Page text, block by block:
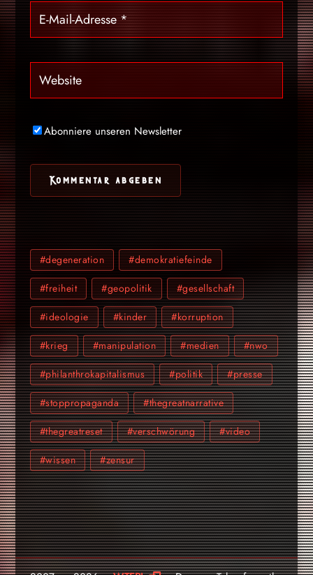
Abonniere unseren Newsletter
#degeneration #demokratiefeinde
#freiheit #geopolitik #gesellschaft
#ideologie #kinder #korruption
#krieg #manipulation #medien #nwo
#philanthrokapitalismus #politik #presse
#stoppropaganda #thegreatnarrative
#thegreatreset #verschwörung #video
#wissen #zensur